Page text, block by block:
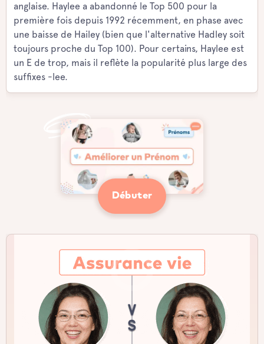
anglaise. Haylee a abandonné le Top 500 pour la
première fois depuis 1992 récemment, en phase avec
une baisse de Hailey (bien que l'alternative Hadley soit
toujours proche du Top 100). Pour certains, Haylee est
un E de trop, mais il reflète la popularité plus large des
suffixes -lee.
Débuter